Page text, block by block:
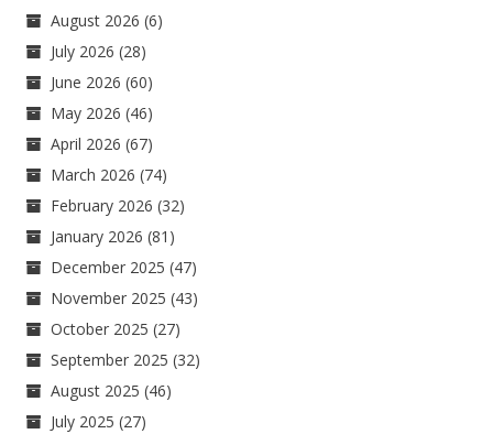
August 2026 (6)
July 2026 (28)
June 2026 (60)
May 2026 (46)
April 2026 (67)
March 2026 (74)
February 2026 (32)
January 2026 (81)
December 2025 (47)
November 2025 (43)
October 2025 (27)
September 2025 (32)
August 2025 (46)
July 2025 (27)